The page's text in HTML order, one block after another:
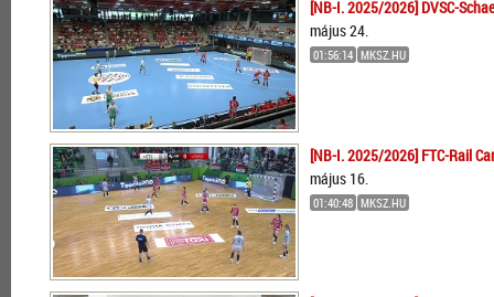
[NB-I. 2025/2026] DVSC-
május 24.
01:56:14 MKSZ.HU
[NB-I. 2025/2026] FTC-Rail
május 16.
01:40:48 MKSZ.HU